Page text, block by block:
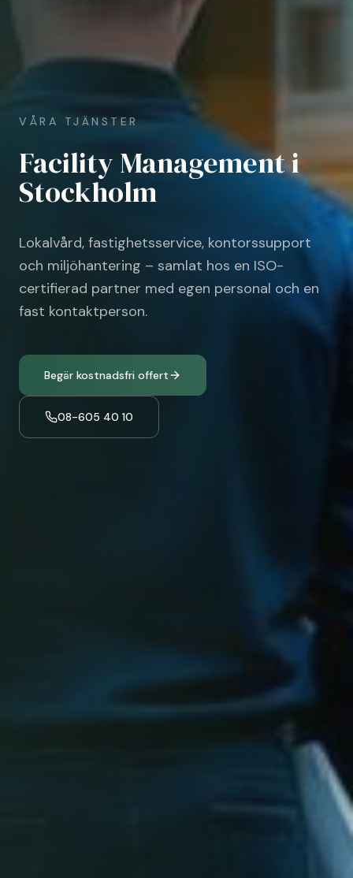
VÅRA TJÄNSTER
Facility Management i
Stockholm
Lokalvård, fastighetsservice, kontorssupport
och miljöhantering – samlat hos en ISO-
certifierad partner med egen personal och en
fast kontaktperson.
Begär kostnadsfri offert
08-605 40 10